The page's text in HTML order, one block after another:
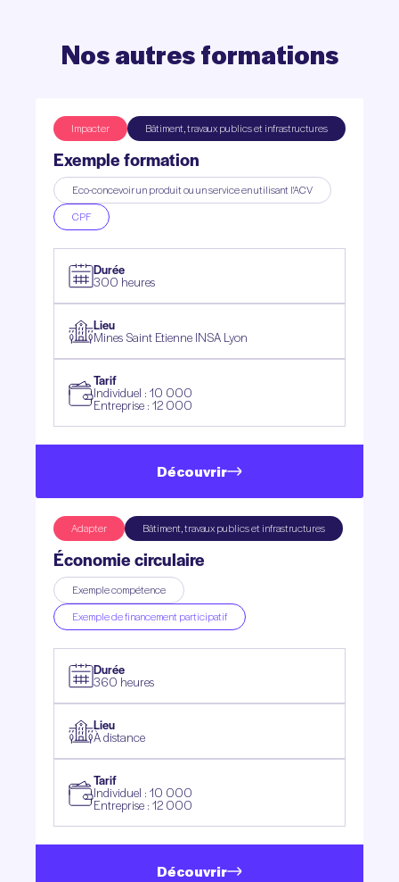
Nosautresformations
Impacter Bâtiment, travaux publics et infrastructures
Exemple formation
Eco-concevoir un produit ou un service en utilisant l'ACV
CPF
Durée
300 heures
Lieu
Mines Saint Etienne INSA Lyon
Tarif
Individuel : 10 000
Entreprise : 12 000
Découvrir
Adapter Bâtiment, travaux publics et infrastructures
Économie circulaire
Exemple compétence
Exemple de financement participatif
Durée
360 heures
Lieu
À distance
Tarif
Individuel : 10 000
Entreprise : 12 000
Découvrir